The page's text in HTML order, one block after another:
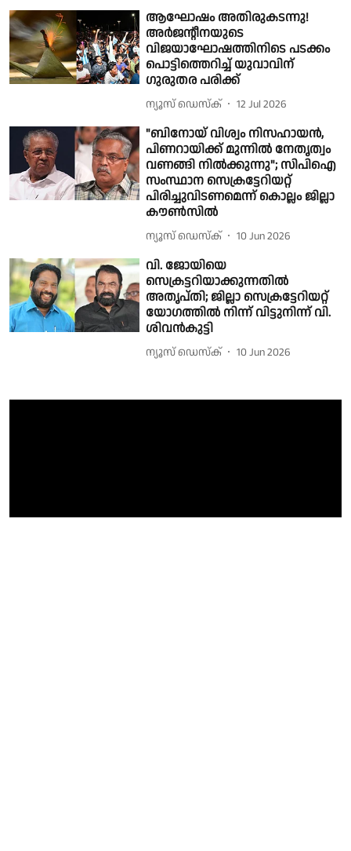
ആഘോഷം അതിരുകടന്നു!
അർജന്റീനയുടെ
വിജയാഘോഷത്തിനിടെ പടക്കം
പൊട്ടിത്തെറിച്ച് യുവാവിന്
ഗുരുതര പരിക്ക്
ന്യൂസ് ഡെസ്ക് 12 Jul 2026
"ബിനോയ് വിശ്വം നിസഹായൻ,
പിണറായിക്ക് മുന്നിൽ നേതൃത്വം
വണങ്ങി നിൽക്കുന്നു"; സിപിഐ
സംസ്ഥാന സെക്രട്ടേറിയറ്റ്
പിരിച്ചുവിടണമെന്ന് കൊല്ലം ജില്ലാ
കൗൺസിൽ
ന്യൂസ് ഡെസ്ക് 10 Jun 2026
വി. ജോയിയെ
സെക്രട്ടറിയാക്കുന്നതിൽ
അതൃപ്തി; ജില്ലാ സെക്രട്ടേറിയറ്റ്
യോഗത്തിൽ നിന്ന് വിട്ടുനിന്ന് വി.
ശിവൻകുട്ടി
ന്യൂസ് ഡെസ്ക് 10 Jun 2026